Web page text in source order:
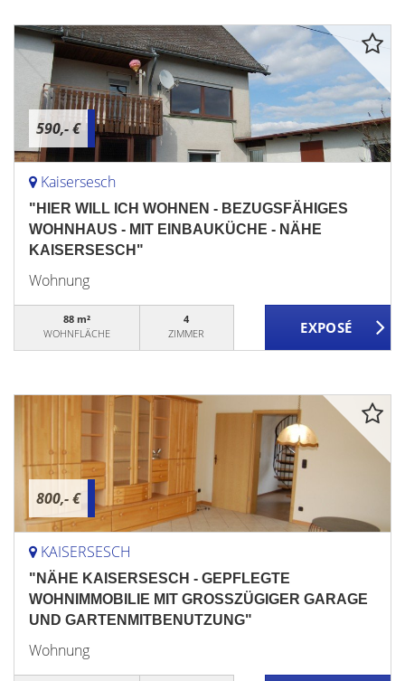
590,- €
Kaisersesch
"HIER WILL ICH WOHNEN - BEZUGSFÄHIGES
WOHNHAUS - MIT EINBAUKÜCHE - NÄHE
KAISERSESCH"
Wohnung
88 m²
WOHNFLÄCHE
4
ZIMMER
800,- €
KAISERSESCH
"NÄHE KAISERSESCH - GEPFLEGTE
WOHNIMMOBILIE MIT GROSSZÜGIGER GARAGE
UND GARTENMITBENUTZUNG"
Wohnung